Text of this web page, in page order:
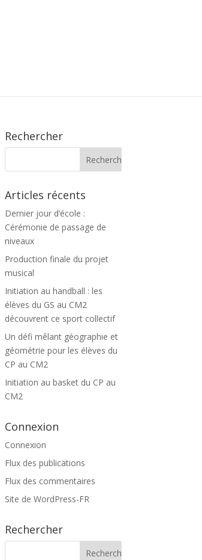
Rechercher
Articles récents
Dernier jour d’école :
Cérémonie de passage de
niveaux
Production finale du projet
musical
Initiation au handball : les
élèves du GS au CM2
découvrent ce sport collectif
Un défi mêlant géographie et
géométrie pour les élèves du
CP au CM2
Initiation au basket du CP au
CM2
Connexion
Connexion
Flux des publications
Flux des commentaires
Site de WordPress-FR
Rechercher